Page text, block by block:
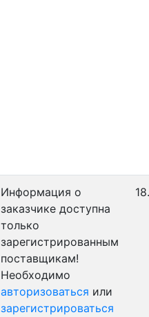
Информация о
заказчике доступна
только
зарегистрированным
поставщикам!
Необходимо
авторизоваться или
зарегистрироваться